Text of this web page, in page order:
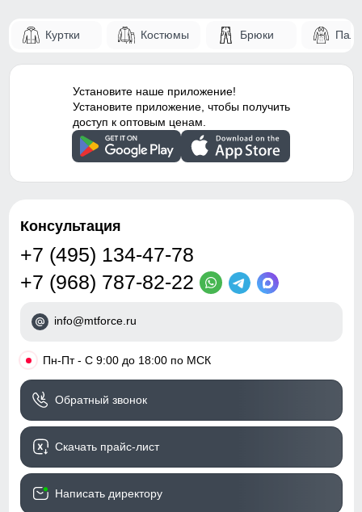
Куртки Костюмы Брюки
Установите наше приложение!
Установите приложение, чтобы получить
доступ к оптовым ценам.
Консультация
+7 (495) 134-47-78
+7 (968) 787-82-22
info@mtforce.ru
• Пн-Пт - С 9:00 до 18:00 по МСК
Обратный звонок
Скачать прайс-лист
Написать директору